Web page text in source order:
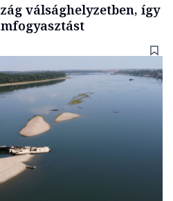
válsághelyzetben, így